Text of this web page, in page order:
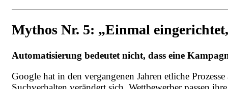
Mythos Nr. 5: „Einmal
Automatisierung bedeutet nicht, dass eine
Google hat in den vergangenen Jahren etliche